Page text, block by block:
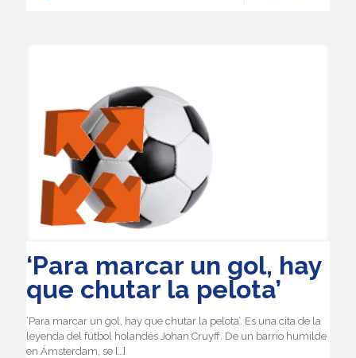
‘Para marcar un gol, hay
que chutar la pelota’
‘Para marcar un gol, hay que chutar la pelota’. Es una cita de la
leyenda del fútbol holandés Johan Cruyff. De un barrio humilde
en Ámsterdam, se […]